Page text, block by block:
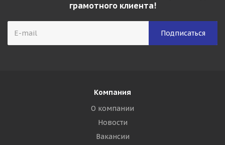
грамотного клиента!
Компания
О компании
Новости
Вакансии